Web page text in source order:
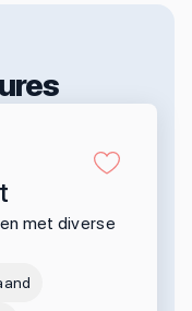
met diverse